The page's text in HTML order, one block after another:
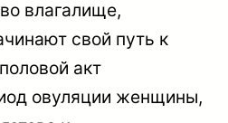
влагалище,
свой путь к
акт
овуляции женщины,